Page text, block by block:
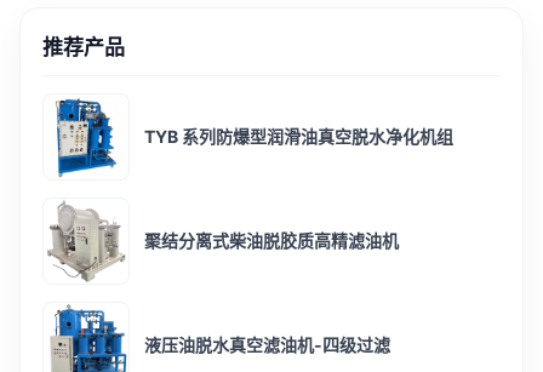
推荐产品
TYB 系列防爆型润滑油真空脱水净化机组
聚结分离式柴油脱胶质高精滤油机
液压油脱水真空滤油机-四级过滤